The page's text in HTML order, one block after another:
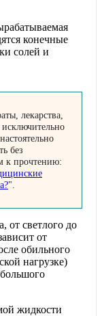
конечные
солей и
лекарства,
без
к прочтению:
".
от светлого до
от
обильного
нагрузке)
жидкости